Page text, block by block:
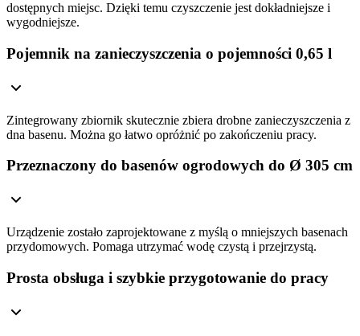
dostępnych miejsc. Dzięki temu czyszczenie jest dokładniejsze i
wygodniejsze.
Pojemnik na zanieczyszczenia o pojemności 0,65 l
Zintegrowany zbiornik skutecznie zbiera drobne zanieczyszczenia z
dna basenu. Można go łatwo opróżnić po zakończeniu pracy.
Przeznaczony do basenów ogrodowych do Ø 305 cm
Urządzenie zostało zaprojektowane z myślą o mniejszych basenach
przydomowych. Pomaga utrzymać wodę czystą i przejrzystą.
Prosta obsługa i szybkie przygotowanie do pracy